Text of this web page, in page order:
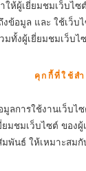
ห้ผู้เยี่ยมชมเว็บไซ
งข้อมูล และ ใช้เว็
มทั้งผู้เยี่ยมชมเว็บ
คุกกี้ที่ใช้ส
ลการใช้งานเว็บ
มชมเว็บไซต์ ของ
มพันธ์ ให้เหมาะสม